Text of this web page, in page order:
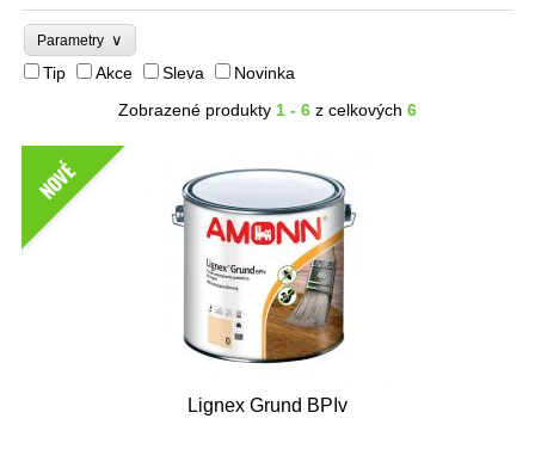
Parametry ∨
Tip Akce Sleva
Novinka
Zobrazené produkty 1 - 6 z celkových 6
NOVÉ
Lignex Grund BPIv